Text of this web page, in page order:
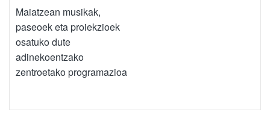
Maiatzean musikak,
paseoek eta proiekzioek
osatuko dute
adinekoentzako
zentroetako programazioa